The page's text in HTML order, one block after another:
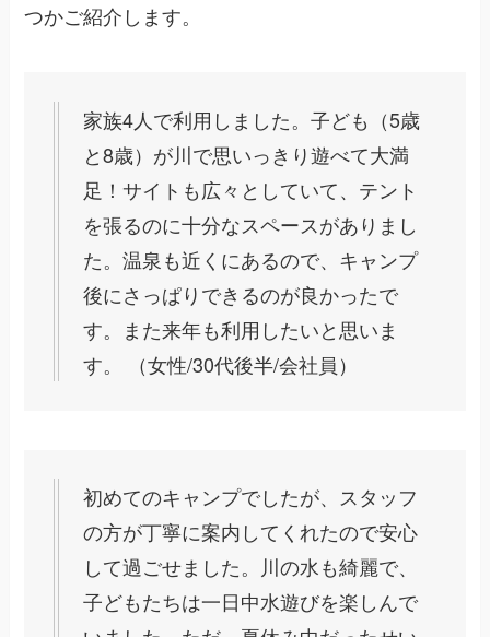
つかご紹介します。
家族4人で利用しました。子ども（5歳
と8歳）が川で思いっきり遊べて大満
足！サイトも広々としていて、テント
を張るのに十分なスペースがありまし
た。温泉も近くにあるので、キャンプ
後にさっぱりできるのが良かったで
す。また来年も利用したいと思いま
す。 （女性/30代後半/会社員）
初めてのキャンプでしたが、スタッフ
の方が丁寧に案内してくれたので安心
して過ごせました。川の水も綺麗で、
子どもたちは一日中水遊びを楽しんで